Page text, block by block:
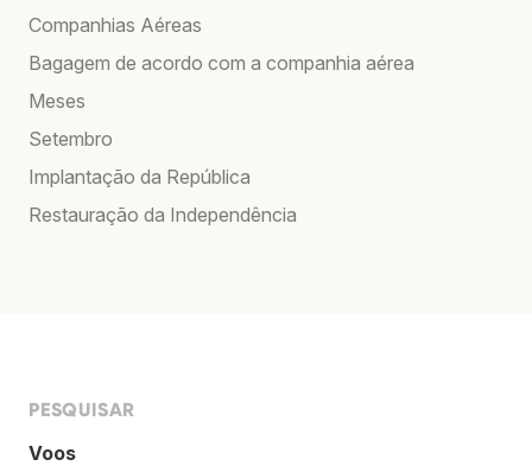
Companhias Aéreas
Bagagem de acordo com a companhia aérea
Meses
Setembro
Implantação da República
Restauração da Independência
PESQUISAR
Voos